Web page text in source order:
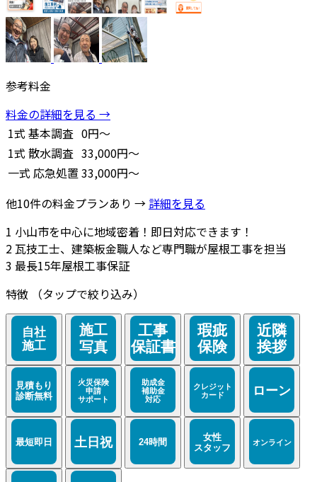
参考料金
料金の詳細を見る →
1式 基本調査 0円～
1式 散水調査 33,000円～
一式 応急処置 33,000円～
他10件の料金プランあり → 詳細を見る
1 小山市を中心に地域密着！即日対応できます！
2 瓦技工士、建築板金職人など専門職が屋根工事を担当
3 最長15年屋根工事保証
特徴
（タップで絞り込み）